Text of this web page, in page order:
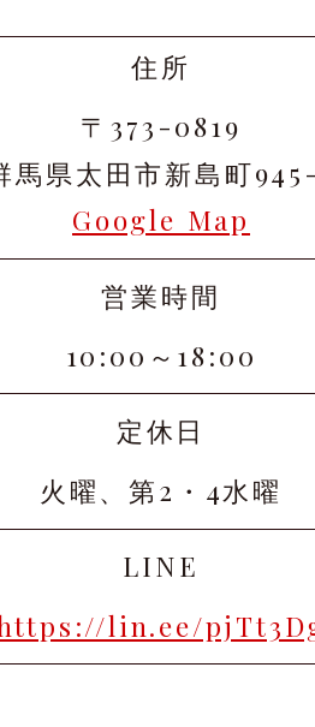
太田店
大宮店
太田店
大宮店
住所
〒373-0819
馬県太田市新島町
Google Map
営業時間
10:00～18:00
定休日
火曜、第2・4水曜
LINE
lin.ee/